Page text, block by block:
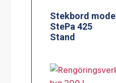
Stekbord model
StePa 425
Stand